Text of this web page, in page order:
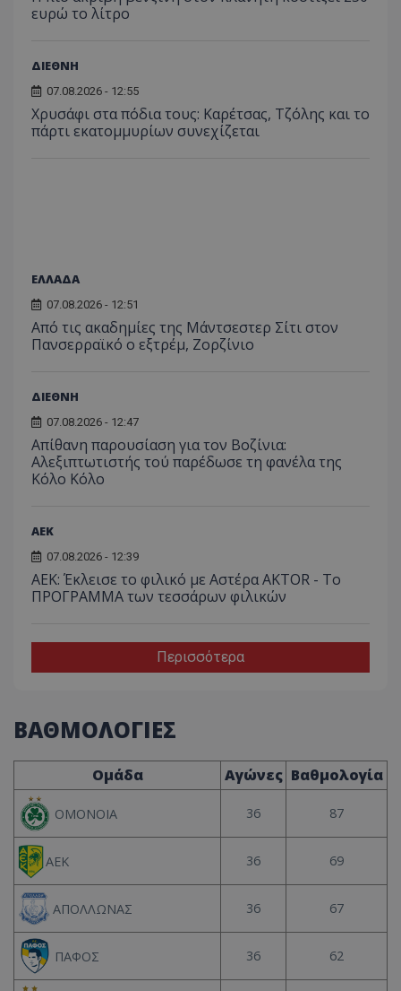
ευρώ το λίτρο
ΔΙΕΘΝΗ
07.08.2026 - 12:55
Χρυσάφι στα πόδια τους: Καρέτσας, Τζόλης και το
πάρτι εκατομμυρίων συνεχίζεται
ΕΛΛΑΔΑ
07.08.2026 - 12:51
Από τις ακαδημίες της Μάντσεστερ Σίτι στον
Πανσερραϊκό ο εξτρέμ, Ζορζίνιο
ΔΙΕΘΝΗ
07.08.2026 - 12:47
Απίθανη παρουσίαση για τον Βοζίνια:
Αλεξιπτωτιστής τού παρέδωσε τη φανέλα της
Κόλο Κόλο
ΑEK
07.08.2026 - 12:39
ΑΕΚ: Έκλεισε το φιλικό με Αστέρα AKTOR - Το
ΠΡΟΓΡΑΜΜΑ των τεσσάρων φιλικών
Περισσότερα
ΒΑΘΜΟΛΟΓΙΕΣ
Ομάδα Αγώνες Βαθμολογία
ΟΜΟΝΟΙΑ 36 87
ΑΕΚ 36 69
ΑΠΟΛΛΩΝΑΣ 36 67
ΠΑΦΟΣ 36 62